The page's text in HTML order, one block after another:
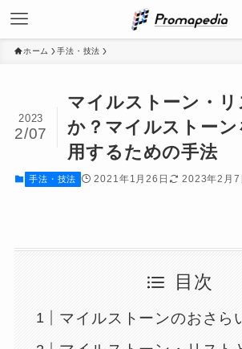
ホーム 手法・技法
マイルストーン・
か？マイルストー
用するための手法
2023
2/07
手法・技法 2021年1月26日 2023年2月7
目次
マイルストーンのおさら